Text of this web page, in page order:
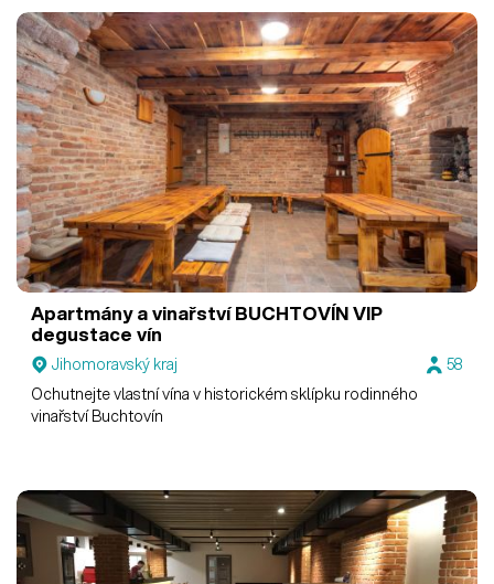
Apartmány a vinařství BUCHTOVÍNVIP
degustace vín
Jihomoravský kraj
58
Ochutnejte vlastní vína v historickém sklípku rodinného
vinařství Buchtovín